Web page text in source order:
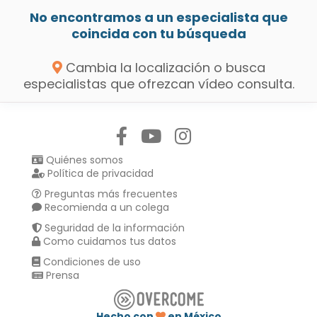
No encontramos a un especialista que
coincida con tu búsqueda
Cambia la localización o busca
especialistas que ofrezcan vídeo consulta.
Quiénes somos
Política de privacidad
Preguntas más frecuentes
Recomienda a un colega
Seguridad de la información
Como cuidamos tus datos
Condiciones de uso
Prensa